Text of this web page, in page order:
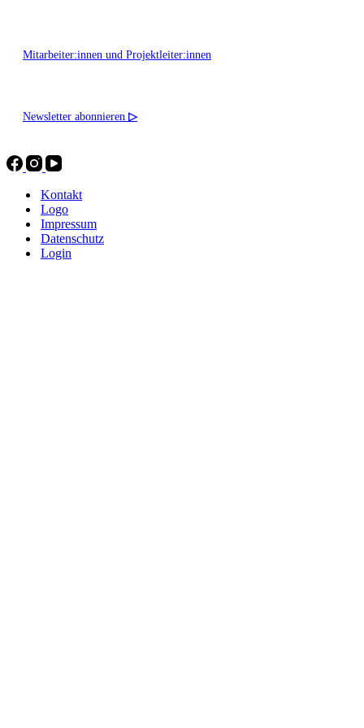
Mitarbeiter:innen und Projektleiter:innen
Newsletter abonnieren ▷
Kontakt
Logo
Impressum
Datenschutz
Login